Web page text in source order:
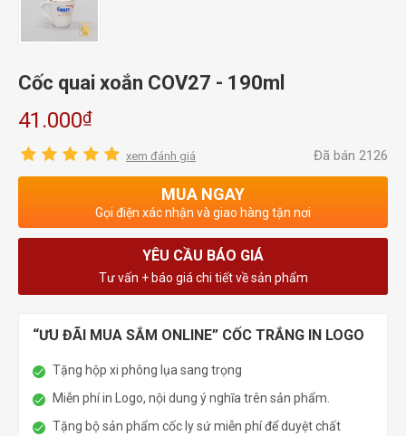
Cốc quai xoắn COV27 - 190ml
41.000₫
xem đánh giá Đã bán 2126
MUA NGAY
Gọi điện xác nhận và giao hàng tận nơi
YÊU CẦU BÁO GIÁ
Tư vấn + báo giá chi tiết về sản phẩm
“ƯU ĐÃI MUA SẮM ONLINE” CỐC TRẮNG IN LOGO
Tặng hộp xi phông lụa sang trọng
Miễn phí in Logo, nội dung ý nghĩa trên sản phẩm.
Tặng bộ sản phẩm cốc ly sứ miễn phí để duyệt chất